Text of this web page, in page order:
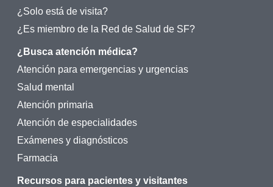
¿Solo está de visita?
¿Es miembro de la Red de Salud de SF?
¿Busca atención médica?
Atención para emergencias y urgencias
Salud mental
Atención primaria
Atención de especialidades
Exámenes y diagnósticos
Farmacia
Recursos para pacientes y visitantes